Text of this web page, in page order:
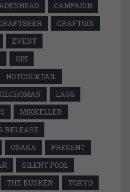
CAMPAIGN
CRAFTGIN
EVENT
GIN
HOTCOCKTAIL
LAGG
MIKKELLER
RELEASE
OSAKA
PRESENT
SILENT POOL
THE BUSKER
TOKYO